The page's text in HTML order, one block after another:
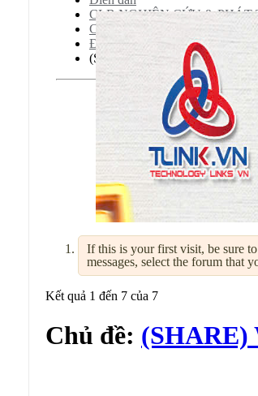
CLB NGHIÊN CỨU & PHÁT
CHUYÊN ĐỀ WEB GAMES
Đao Kiếm Vô Song
(SHARE) Web AdminCP - Đao
If this is your first visit, be sure
messages, select the forum that
Kết quả 1 đến 7 của 7
Chủ đề: (SHARE)